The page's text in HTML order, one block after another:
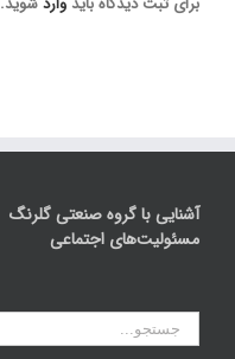
آشنایی با گروه صنعتی گلرنگ
مسئولیت‌های اجتماعی
جستجو
برای: